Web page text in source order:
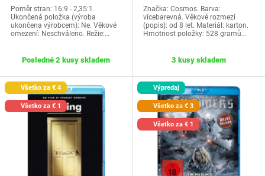
Poměr stran: 16:9 - 2,35:1.
Ukončená položka (výroba
ukončena výrobcem): Ne. Věkové
omezení: Neschváleno. Režie:…
Posledné 2 kusy skladem
Značka: Cosmos. Barva:
vícebarevná. Věkové rozmezí
(popis): od 8 let. Materiál: karton.
Hmotnost položky: 528 gramů…
3 kusy skladem
Všetko za € 4
Všetko za € 1
Výpredaj
Všetko za € 3
Všetko za € 1